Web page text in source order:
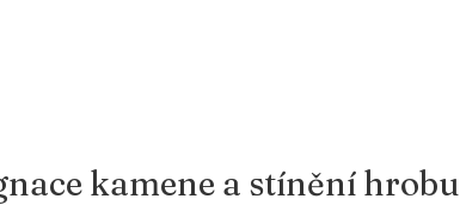
kamene a stínění hrobu